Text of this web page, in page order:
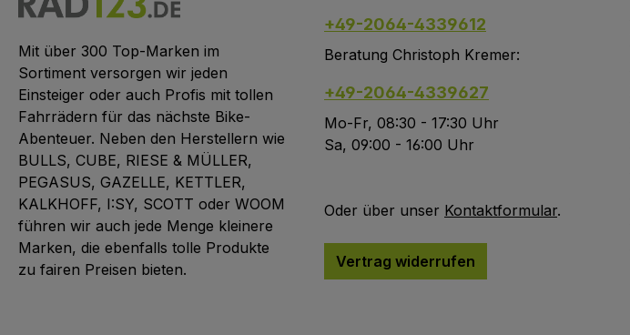
Mit über 300 Top-Marken im
Sortiment versorgen wir jeden
Einsteiger oder auch Profis mit tollen
Fahrrädern für das nächste Bike-
Abenteuer. Neben den Herstellern wie
BULLS, CUBE, RIESE & MÜLLER,
PEGASUS, GAZELLE, KETTLER,
KALKHOFF, I:SY, SCOTT oder WOOM
führen wir auch jede Menge kleinere
Marken, die ebenfalls tolle Produkte
zu fairen Preisen bieten.
+49-2064-4339612
Beratung Christoph Kremer:
+49-2064-4339627
Mo-Fr, 08:30 - 17:30 Uhr
Sa, 09:00 - 16:00 Uhr
Oder über unser Kontaktformular.
Vertrag widerrufen